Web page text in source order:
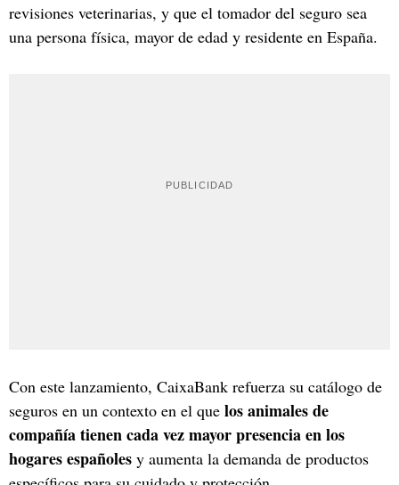
revisiones veterinarias, y que el tomador del seguro sea
una persona física, mayor de edad y residente en España.
Con este lanzamiento, CaixaBank refuerza su catálogo de
seguros en un contexto en el que los animales de
compañía tienen cada vez mayor presencia en los
hogares españoles y aumenta la demanda de productos